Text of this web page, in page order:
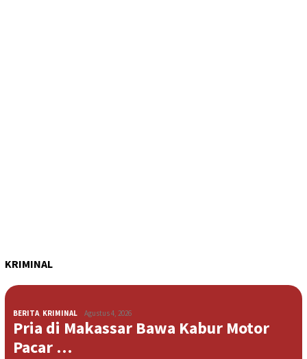
KRIMINAL
BERITA, KRIMINAL Agustus 4, 2026
Pria di Makassar Bawa Kabur Motor
Pacar …